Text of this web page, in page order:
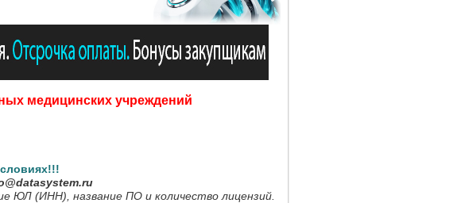
медицинских учреждений
ЮЛ (ИНН), название ПО и количество лицензий.